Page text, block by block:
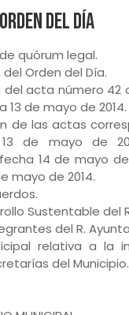
Orden del Día
quórum legal.
Orden del Día.
acta número
de mayo de 2014.
de las actas
de mayo de
14 de mayo
mayo de 2014.
Sustentable del
del R.
relativa a la
del Municipio.